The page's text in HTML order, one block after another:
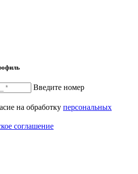
Введите номер
на обработку персональных
соглашение